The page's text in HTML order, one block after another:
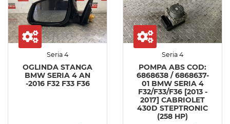
Seria 4
OGLINDA STANGA
BMW SERIA 4 AN
-2016 F32 F33 F36
Seria 4
POMPA ABS COD:
6868638 / 6868637-
01 BMW SERIA 4
F32/F33/F36 [2013 -
2017] CABRIOLET
430D STEPTRONIC
(258 HP)